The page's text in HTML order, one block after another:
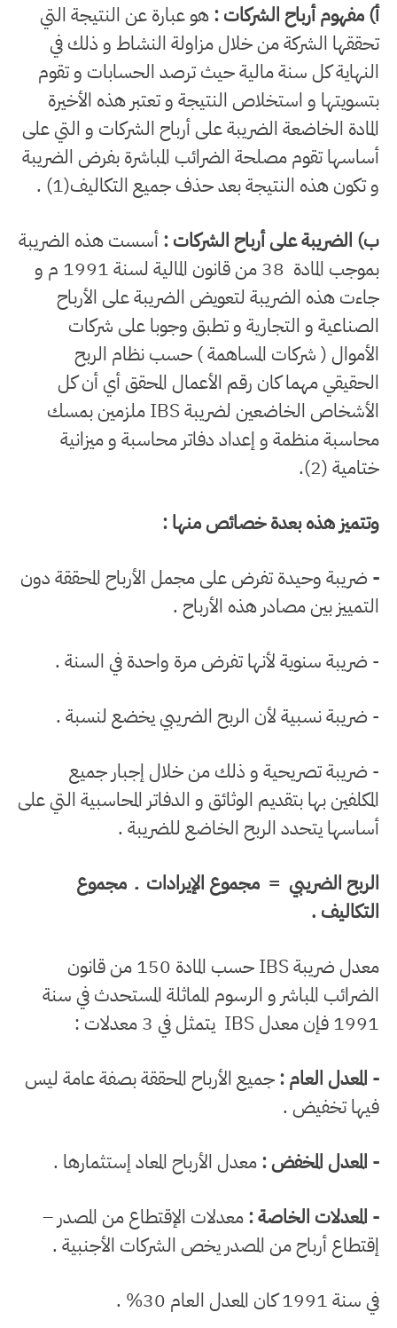
أ) مفهوم أرباح الشركات :هو عبارة عن النتيجة التي
تحققها الشركة من خلال مزاولة النشاط و ذلك في
النهاية كل سنة مالية حيث ترصد الحسابات و تقوم
بتسويتها و استخلاص النتيجة و تعتبر هذه الأخيرة
المادة الخاضعة الضريبة على أرباح الشركات و التي على
أساسها تقوم مصلحة الضرائب المباشرة بفرض الضريبة
و تكون هذه النتيجة بعد حذف جميع التكاليف(1) .
ب) الضريبة على أرباح الشركات :أسست هذه الضريبة
بموجب المادة 38 من قانون المالية لسنة
1991 م
و
جاءت هذه الضريبة لتعويض الضريبة على الأرباح
الصناعية و التجارية و تطبق وجوبا على شركات
الأموال ( شركات المساهمة ) حسب نظام الربح
الحقيقي مهما كان رقم الأعمال المحقق أي أن كل
الأشخاص الخاضعين لضريبة IBS ملزمين بمسك
محاسبة منظمة و إعداد دفاتر محاسبة و ميزانية
ختامية (2).
وتتميز هذه بعدة خصائص منها :
- ضريبة وحيدة تفرض على مجمل الأرباح المحققة دون
التمييز بين مصادر هذه الأرباح .
- ضريبة سنوية لأنها تفرض مرة واحدة في السنة .
- ضريبة نسبية لأن الربح الضريبي يخضع لنسبة .
- ضريبة تصريحية و ذلك من خلال إجبار جميع
المكلفين بها بتقديم الوثائق و الدفاتر المحاسبية التي على
أساسها يتحدد الربح الخاضع للضريبة .
الربح الضريبي = مجموع الإيرادات ـ مجموع
التكاليف .
معدل ضريبة IBS حسب المادة 150 من قانون
الضرائب المباشر و الرسوم المماثلة المستحدث في سنة
1991 فإن معدل IBS يتمثل في 3 معدلات :
- المعدل العام :جميع الأرباح المحققة بصفة عامة ليس
فيها تخفيض .
- المعدل المخفض :معدل الأرباح المعاد إستثمارها .
- المعدلات الخاصة :معدلات الإقتطاع من المصدر –
إقتطاع أرباح من المصدر يخص الشركات الأجنبية .
في سنة 1991 كان المعدل العام 30% .